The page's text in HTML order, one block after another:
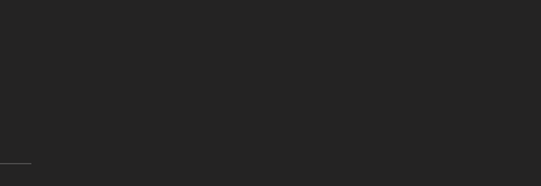
(Passo a Passo)